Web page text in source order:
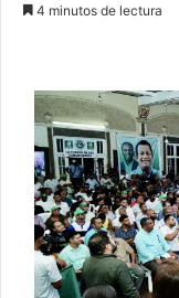
4 minutos de lectura